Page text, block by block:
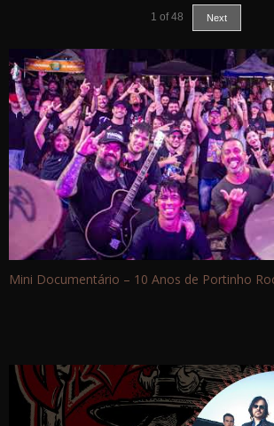
1 of 48 Next
Mini Documentário – 10 Anos de Portinho